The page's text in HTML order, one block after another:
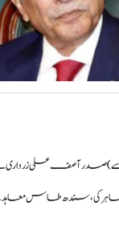
پر دھاندلی کا الزام، ن لیگ پر
میں پاکستان کا اہم کردار،
ظہیر اقبال چنڑ سے
صدر آصف علی زرداری
کی، سندھ طاس معاہدے